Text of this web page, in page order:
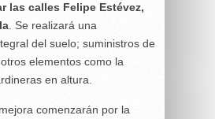
las calles Felipe Estévez,
. Se realizará una
del suelo; suministros de
elementos como la
en altura.
comenzarán por la